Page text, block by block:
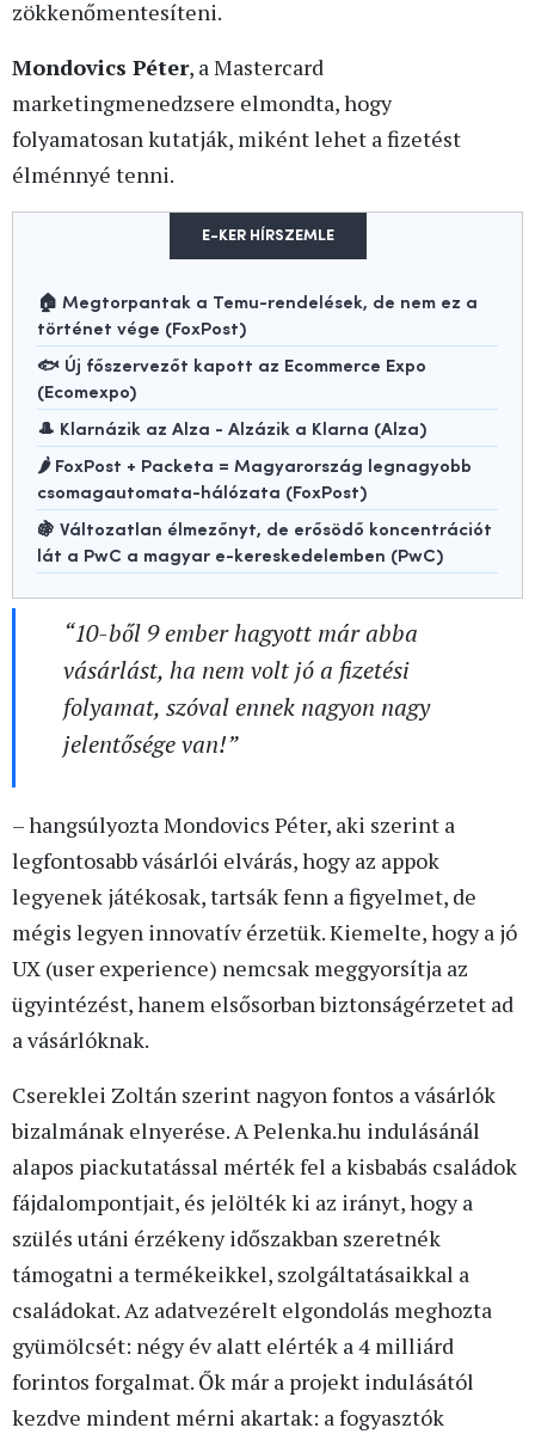
zökkenőmentesíteni.
Mondovics Péter, a Mastercard
marketingmenedzsere elmondta, hogy
folyamatosan kutatják, miként lehet a fizetést
élménnyé tenni.
E-KER HÍRSZEMLE
🏠 Megtorpantak a Temu-rendelések, de nem ez a
történet vége (FoxPost)
🐟 Új főszervezőt kapott az Ecommerce Expo
(Ecomexpo)
🎩 Klarnázik az Alza - Alzázik a Klarna (Alza)
🌶️ FoxPost + Packeta = Magyarország legnagyobb
csomagautomata-hálózata (FoxPost)
🍇 Változatlan élmezőnyt, de erősödő koncentrációt
lát a PwC a magyar e-kereskedelemben (PwC)
“10-ből 9 ember hagyott már abba
vásárlást, ha nem volt jó a fizetési
folyamat, szóval ennek nagyon nagy
jelentősége van!”
– hangsúlyozta Mondovics Péter, aki szerint a
legfontosabb vásárlói elvárás, hogy az appok
legyenek játékosak, tartsák fenn a figyelmet, de
mégis legyen innovatív érzetük. Kiemelte, hogy a jó
UX (user experience) nemcsak meggyorsítja az
ügyintézést, hanem elsősorban biztonságérzetet ad
a vásárlóknak.
Csereklei Zoltán szerint nagyon fontos a vásárlók
bizalmának elnyerése. A Pelenka.hu indulásánál
alapos piackutatással mérték fel a kisbabás családok
fájdalompontjait, és jelölték ki az irányt, hogy a
szülés utáni érzékeny időszakban szeretnék
támogatni a termékeikkel, szolgáltatásaikkal a
családokat. Az adatvezérelt elgondolás meghozta
gyümölcsét: négy év alatt elérték a 4 milliárd
forintos forgalmat. Ők már a projekt indulásától
kezdve mindent mérni akartak: a fogyasztók